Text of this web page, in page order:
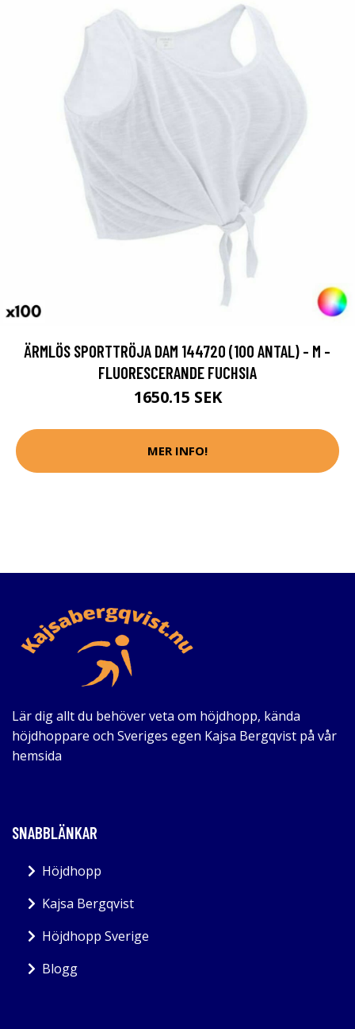
ÄRMLÖS SPORTTRÖJA DAM 144720 (100 ANTAL) - M -
FLUORESCERANDE FUCHSIA
1650.15 SEK
MER INFO!
Lär dig allt du behöver veta om höjdhopp, kända
höjdhoppare och Sveriges egen Kajsa Bergqvist på vår
hemsida
SNABBLÄNKAR
Höjdhopp
Kajsa Bergqvist
Höjdhopp Sverige
Blogg